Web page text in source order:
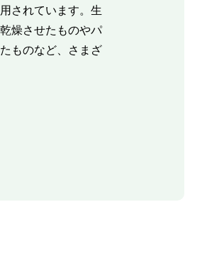
されています。生
燥させたものやパ
ものなど、さまざ